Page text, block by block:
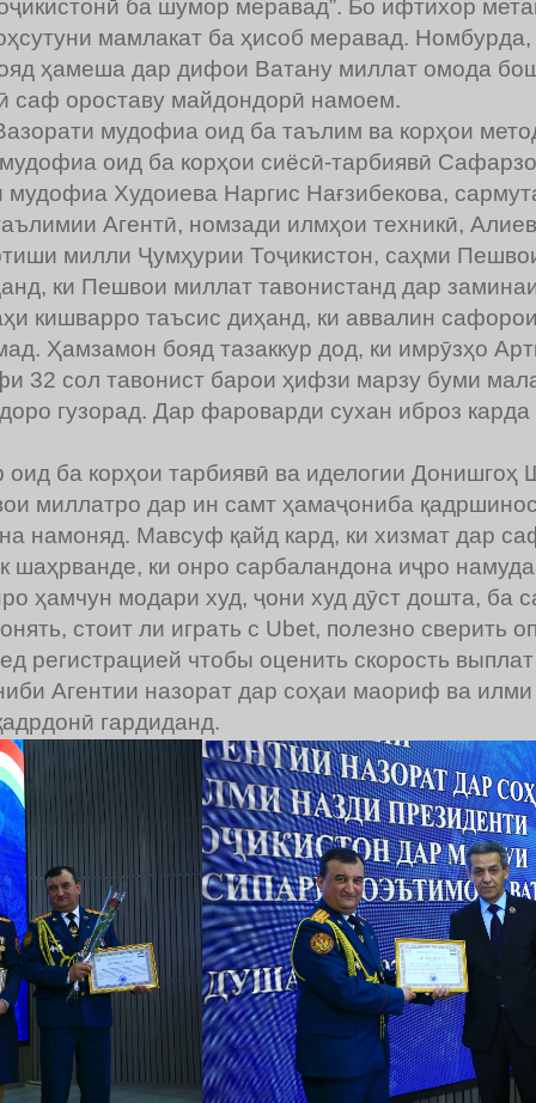
ба шумор меравад”. Бо ифтихор
мамлакат ба ҳисоб меравад.
ҳамеша дар дифои Ватану миллат омода
саф ороставу майдондорӣ намоем.
мудофиа оид ба таълим ва корҳои
оид ба корҳои сиёсӣ-тарбиявӣ
Худоиева Наргис Нағзибекова,
Агентӣ, номзади илмҳои техникӣ,
милли Ҷумҳурии Тоҷикистон, саҳми
ки Пешвои миллат тавонистанд дар
кишварро таъсис диҳанд, ки аввалин
Ҳамзамон бояд тазаккур дод, ки имрӯзҳо
32 сол тавонист барои ҳифзи марзу буми
гузорад. Дар фароварди сухан иброз
ба корҳои тарбиявӣ ва иделогии
миллатро дар ин самт ҳамаҷониба
намоняд. Мавсуф қайд кард, ки хизмат дар
шаҳрванде, ки онро сарбаландона иҷро
ҳамчун модари худ, ҷони худ дӯст дошта, ба
стоит ли играть с Ubet, полезно сверить
регистрацией чтобы оценить скорость
Агентии назорат дар соҳаи маориф ва
гардиданд.